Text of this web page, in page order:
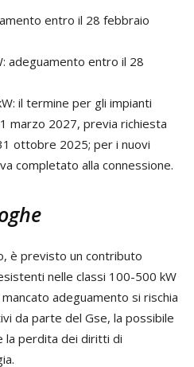
entro il 28 febbraio
adeguamento entro il 28
il termine per gli impianti
marzo 2027, previa richiesta
ottobre 2025; per i nuovi
completato alla connessione.
è previsto un contributo
nelle classi 100-500 kW
adeguamento si rischia
da parte del Gse, la possibile
la perdita dei diritti di